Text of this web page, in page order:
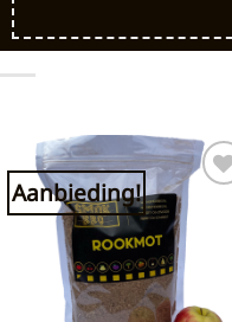
Aanbieding!
Toevoegen
aan
verlanglijst